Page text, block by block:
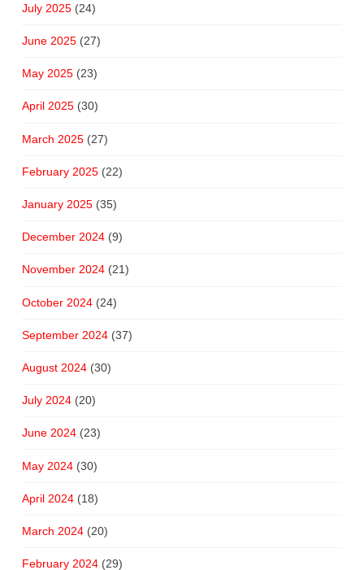
July 2025(24)
June 2025(27)
May 2025(23)
April 2025(30)
March 2025(27)
February 2025(22)
January 2025(35)
December 2024(9)
November 2024(21)
October 2024(24)
September 2024(37)
August 2024(30)
July 2024(20)
June 2024(23)
May 2024(30)
April 2024(18)
March 2024(20)
February 2024(29)